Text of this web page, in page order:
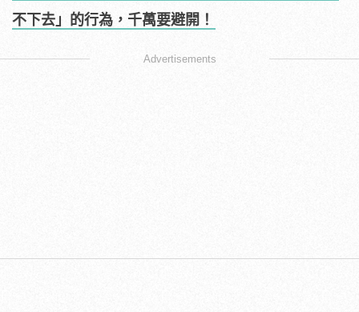
不下去」的行為，千萬要避開！
Advertisements